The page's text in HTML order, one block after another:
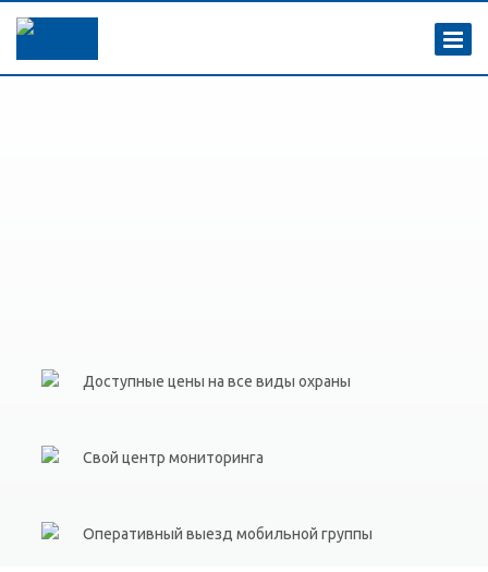
Доступные цены на все виды охраны
Свой центр мониторинга
Оперативный выезд мобильной группы